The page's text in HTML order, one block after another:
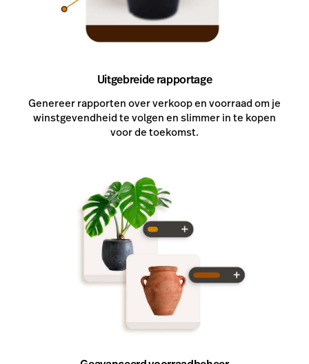
Uitgebreide rapportage
Genereer rapporten over verkoop en voorraad om je
winstgevendheid te volgen en slimmer in te kopen
voor de toekomst.